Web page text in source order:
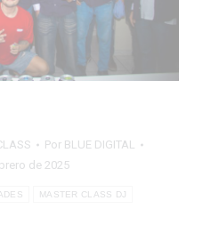
Por BLUE DIGITAL
de 2025
MASTER CLASS DJ